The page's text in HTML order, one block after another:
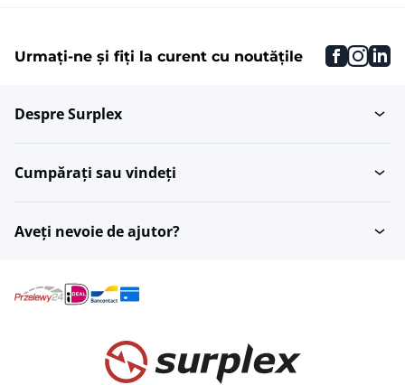
Urmați-ne și fiți la curent cu noutățile
Despre Surplex
Cumpărați sau vindeți
Aveți nevoie de ajutor?